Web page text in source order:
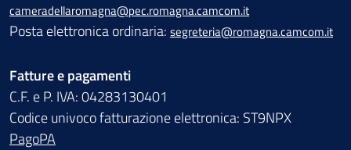
cameradellaromagna@pec.romagna.camcom.it
Posta elettronica ordinaria: segreteria@romagna.camcom.it
Fatture e pagamenti
C.F. e P. IVA: 04283130401
Codice univoco fatturazione elettronica: ST9NPX
PagoPA